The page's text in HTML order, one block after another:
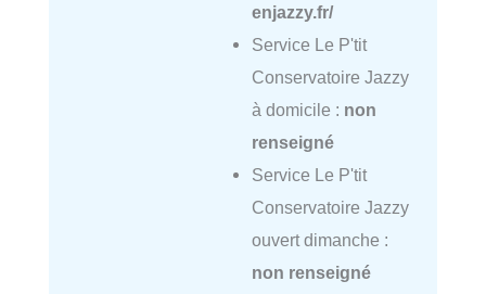
enjazzy.fr/
Service Le P'tit
Conservatoire Jazzy
à domicile : non
renseigné
Service Le P'tit
Conservatoire Jazzy
ouvert dimanche :
non renseigné